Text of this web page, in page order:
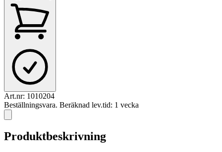
Art.nr: 1010204
Beställningsvara. Beräknad lev.tid: 1 vecka
Produktbeskrivning